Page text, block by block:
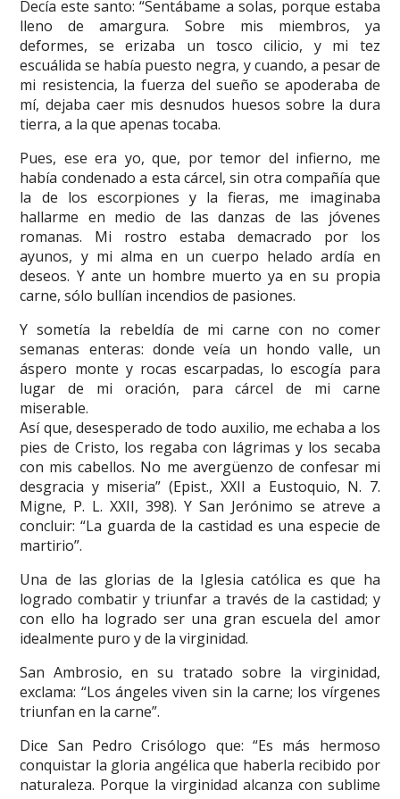
Decía este santo: “Sentábame a solas, porque estaba
lleno de amargura. Sobre mis miembros, ya
deformes, se erizaba un tosco cilicio, y mi tez
escuálida se había puesto negra, y cuando, a pesar de
mi resistencia, la fuerza del sueño se apoderaba de
mí, dejaba caer mis desnudos huesos sobre la dura
tierra, a la que apenas tocaba.
Pues, ese era yo, que, por temor del infierno, me
había condenado a esta cárcel, sin otra compañía que
la de los escorpiones y la fieras, me imaginaba
hallarme en medio de las danzas de las jóvenes
romanas. Mi rostro estaba demacrado por los
ayunos, y mi alma en un cuerpo helado ardía en
deseos. Y ante un hombre muerto ya en su propia
carne, sólo bullían incendios de pasiones.
Y sometía la rebeldía de mi carne con no comer
semanas enteras: donde veía un hondo valle, un
áspero monte y rocas escarpadas, lo escogía para
lugar de mi oración, para cárcel de mi carne
miserable.
Así que, desesperado de todo auxilio, me echaba a los
pies de Cristo, los regaba con lágrimas y los secaba
con mis cabellos. No me avergüenzo de confesar mi
desgracia y miseria” (Epist., XXII a Eustoquio, N. 7.
Migne, P. L. XXII, 398). Y San Jerónimo se atreve a
concluir: “La guarda de la castidad es una especie de
martirio”.
Una de las glorias de la Iglesia católica es que ha
logrado combatir y triunfar a través de la castidad; y
con ello ha logrado ser una gran escuela del amor
idealmente puro y de la virginidad.
San Ambrosio, en su tratado sobre la virginidad,
exclama: “Los ángeles viven sin la carne; los vírgenes
triunfan en la carne”.
Dice San Pedro Crisólogo que: “Es más hermoso
conquistar la gloria angélica que haberla recibido por
naturaleza. Porque la virginidad alcanza con sublime